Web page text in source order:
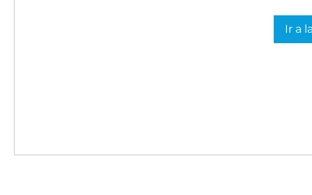
Ir a